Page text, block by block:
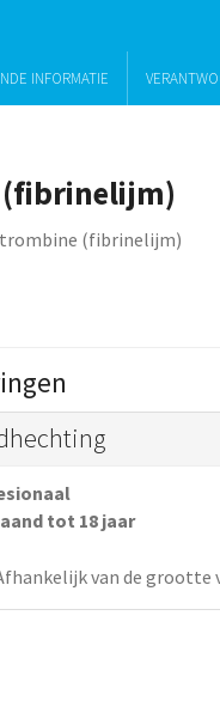
INFORMATIE
(fibrinelijm)
(fibrinelijm)
tot 18 jaar
van de grootte